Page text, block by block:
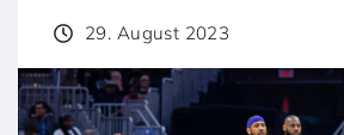
29. August 2023